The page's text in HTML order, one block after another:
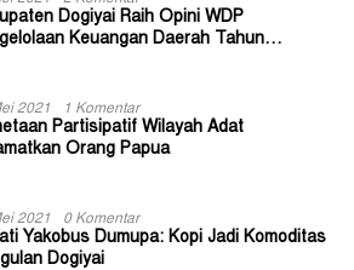
Dogiyai Raih Opini WDP
Keuangan Daerah Tahun
2021 1 Komentar
Partisipatif Wilayah Adat
Orang Papua
2021 0 Komentar
Yakobus Dumupa: Kopi Jadi Komoditas
Dogiyai